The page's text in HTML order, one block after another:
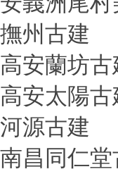
撫州古建
高安蘭坊古
高安太陽古
河源古建
南昌同仁